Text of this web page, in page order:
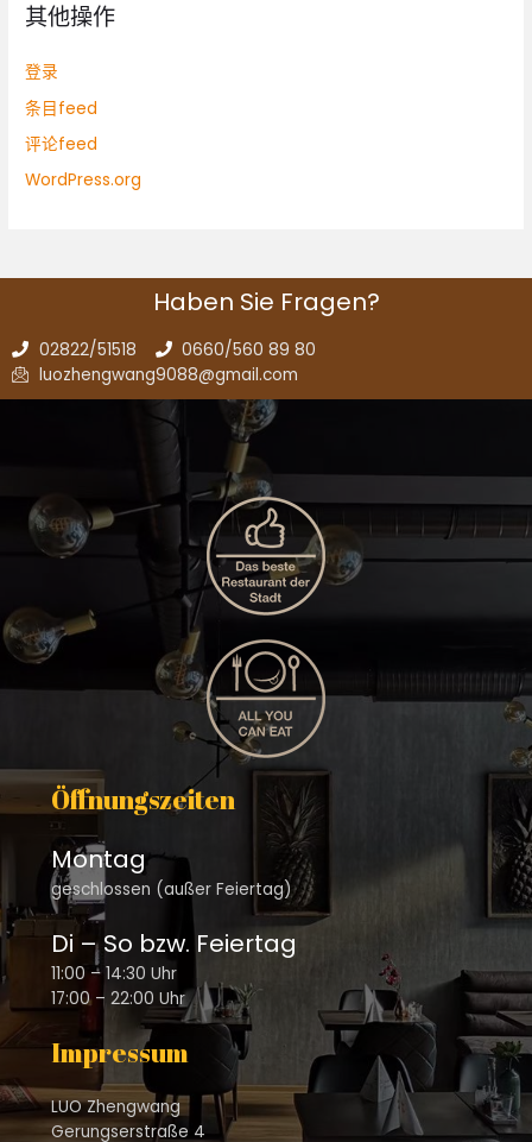
其他操作
登录
条目feed
评论feed
WordPress.org
Haben Sie Fragen?
02822/51518
0660/560 89 80
luozhengwang9088@gmail.com
Öffnungszeiten
Montag
geschlossen (außer Feiertag)
Di – So bzw. Feiertag
11:00 – 14:30 Uhr
17:00 – 22:00 Uhr
Impressum
LUO Zhengwang
Gerungserstraße 4